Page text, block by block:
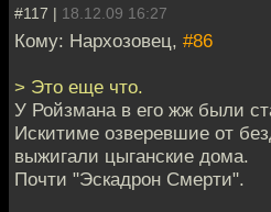
#117 | 18.12.09 16:27
Кому: Нархозовец, #86
> Это еще что.
У Ройзмана в его жж были
Искитиме озверевшие от
выжигали цыганские дома.
Почти "Эскадрон Смерти".